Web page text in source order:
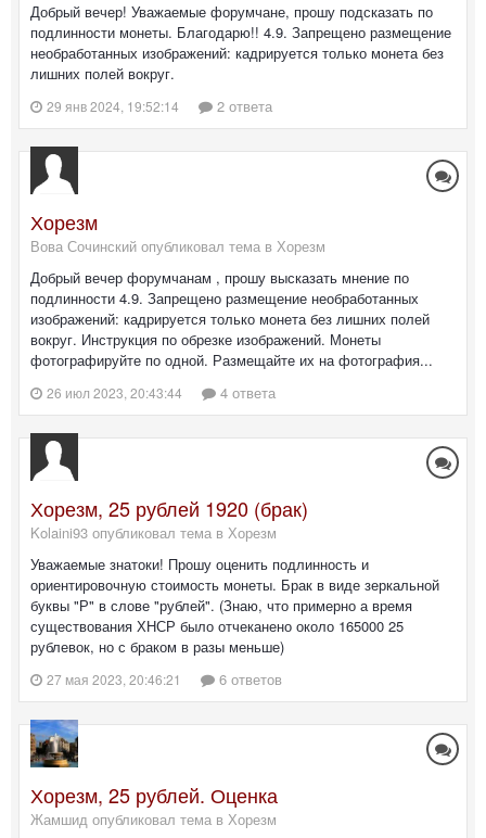
Добрый вечер! Уважаемые форумчане, прошу подсказать по
подлинности монеты. Благодарю!! 4.9. Запрещено размещение
необработанных изображений: кадрируется только монета без
лишних полей вокруг.
29 янв 2024, 19:52:14 2 ответа
Хорезм
Вова Сочинский опубликовал тема в Хорезм
Добрый вечер форумчанам , прошу высказать мнение по
подлинности 4.9. Запрещено размещение необработанных
изображений: кадрируется только монета без лишних полей
вокруг. Инструкция по обрезке изображений. Монеты
фотографируйте по одной. Размещайте их на фотография...
26 июл 2023, 20:43:44 4 ответа
Хорезм, 25 рублей 1920 (брак)
Kolaini93 опубликовал тема в Хорезм
Уважаемые знатоки! Прошу оценить подлинность и
ориентировочную стоимость монеты. Брак в виде зеркальной
буквы "Р" в слове "рублей". (Знаю, что примерно а время
существования ХНСР было отчеканено около 165000 25
рублевок, но с браком в разы меньше)
27 мая 2023, 20:46:21 6 ответов
Хорезм, 25 рублей. Оценка
Жамшид опубликовал тема в Хорезм